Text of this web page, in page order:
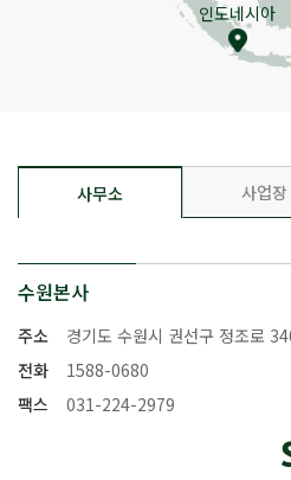
인도네시아
사무소 사업장
수원본사
주소
경기도 수원시 권선구 정조로
전화
1588-0680
팩스
031-224-2979